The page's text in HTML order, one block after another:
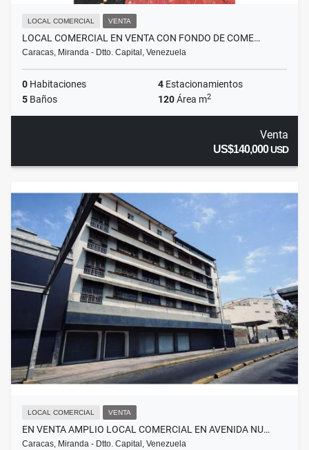
LOCAL COMERCIAL VENTA
LOCAL COMERCIAL EN VENTA CON FONDO DE COME…
Caracas, Miranda - Dtto. Capital, Venezuela
0 Habitaciones 4 Estacionamientos
5 Baños 120Área m2
Venta
US$140,000USD
LOCAL COMERCIAL VENTA
EN VENTA AMPLIO LOCAL COMERCIAL EN AVENIDA NU…
Caracas, Miranda - Dtto. Capital, Venezuela